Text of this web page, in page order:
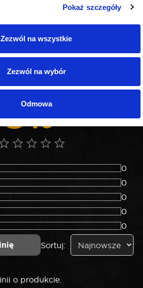
Pokaż szczegóły
Zezwól na wszystkie
Zezwól na wybór
Odmowa
opinii czy pochodzą od
rzeczywiście używali danego
.0
0
0
0
0
0
Sortuj:
o produkcie.